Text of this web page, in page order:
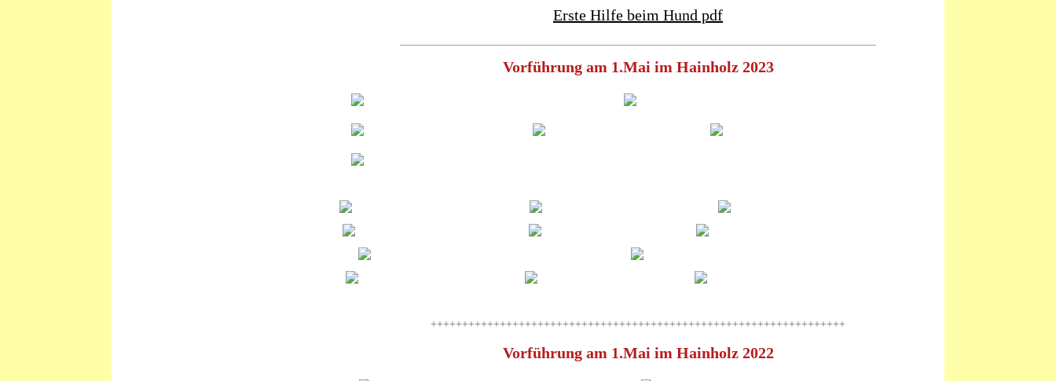
Erste Hilfe beim Hund pdf
Vorführung am 1.Mai im Hainholz 2023
++++++++++++++++++++++++++++++++++++++++++++++++++++++++++++++++++
Vorführung am 1.Mai im Hainholz 2022